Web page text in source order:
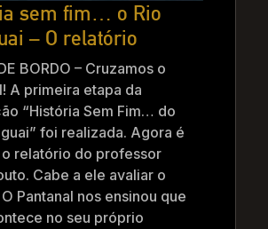
sem fim… o Rio
– O relatório
BORDO – Cruzamos o
A primeira etapa da
“História Sem Fim… do
foi realizada. Agora é
relatório do professor
Cabe a ele avaliar o
Pantanal nos ensinou que
no seu próprio